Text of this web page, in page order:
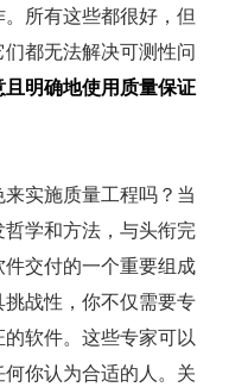
所有这些都很好，但
都无法解决可测性问
明确地使用质量保证
实施质量工程吗？当
学和方法，与头衔完
交付的一个重要组成
战性，你不仅需要专
软件。这些专家可以
你认为合适的人。关